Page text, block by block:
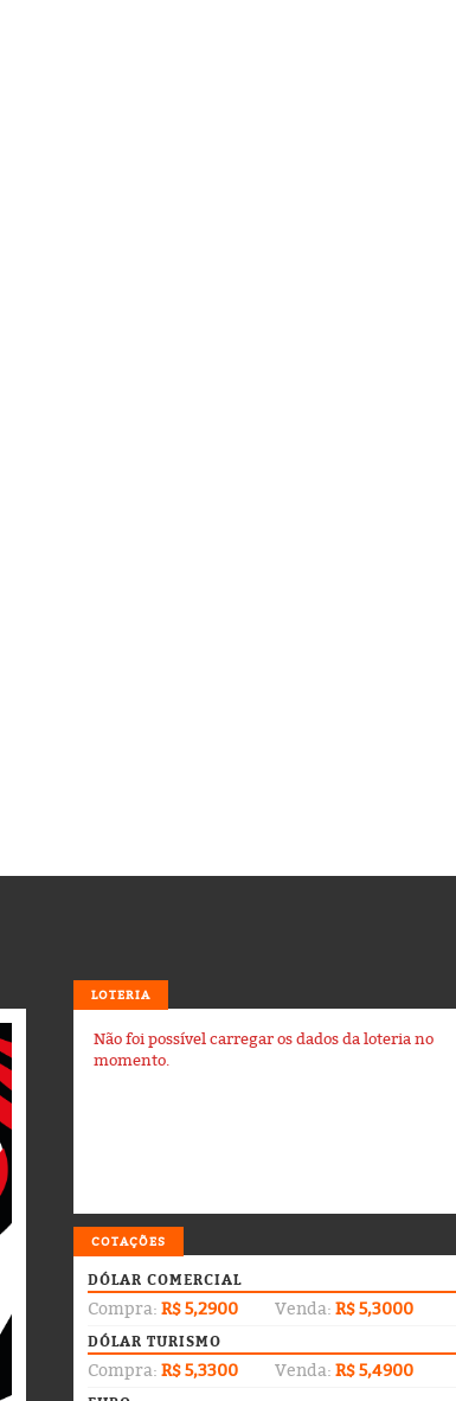
LOTERIA
Não foi possível carregar os dados da loteria no
momento.
COTAÇÕES
DÓLAR COMERCIAL
Compra: R$ 5,2900 Venda: R$ 5,3000
DÓLAR TURISMO
Compra: R$ 5,3300 Venda: R$ 5,4900